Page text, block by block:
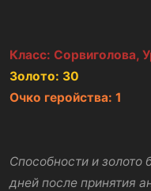
Класс: Сорвиголова,
Золото: 30
Очко геройства: 1
Способности и золото
дней после принятия